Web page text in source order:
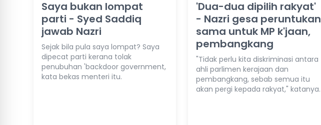
Saya bukan lompat
parti - Syed Saddiq
jawab Nazri
Sejak bila pula saya lompat? Saya
dipecat parti kerana tolak
penubuhan 'backdoor government,
kata bekas menteri itu.
'Dua-dua dipilih rakyat'
- Nazri gesa peruntukan
sama untuk MP k'jaan,
pembangkang
"Tidak perlu kita diskriminasi antara
ahli parlimen kerajaan dan
pembangkang, sebab semua itu
akan pergi kepada rakyat," katanya.